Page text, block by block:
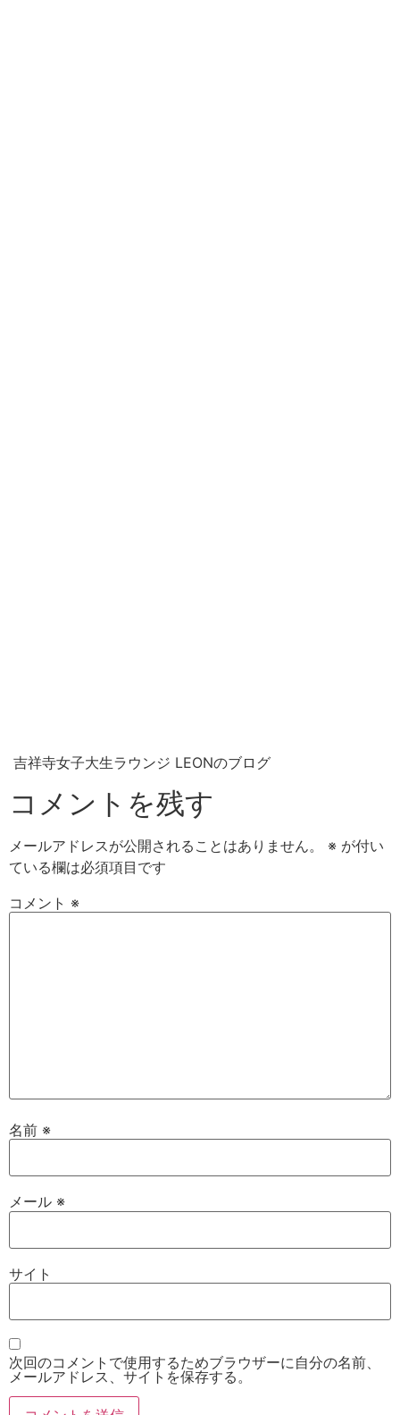
吉祥寺女子大生ラウンジ LEONのブログ
コメントを残す
メールアドレスが公開されることはありません。 ※ が付い
ている欄は必須項目です
コメント ※
名前 ※
メール ※
サイト
次回のコメントで使用するためブラウザーに自分の名前、
メールアドレス、サイトを保存する。